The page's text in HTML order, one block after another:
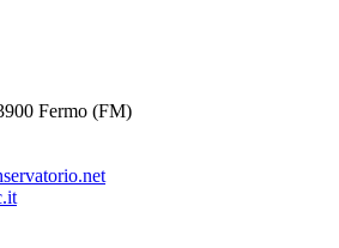
Fermo (FM)